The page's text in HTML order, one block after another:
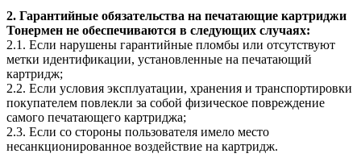
2. Гарантийные обязательства на печатающие картриджи
Тонермен не обеспечиваются в следующих случаях:
2.1. Если нарушены гарантийные пломбы или отсутствуют
метки идентификации, установленные на печатающий
картридж;
2.2. Если условия эксплуатации, хранения и транспортировки
покупателем повлекли за собой физическое повреждение
самого печатающего картриджа;
2.3. Если со стороны пользователя имело место
несанкционированное воздействие на картридж.